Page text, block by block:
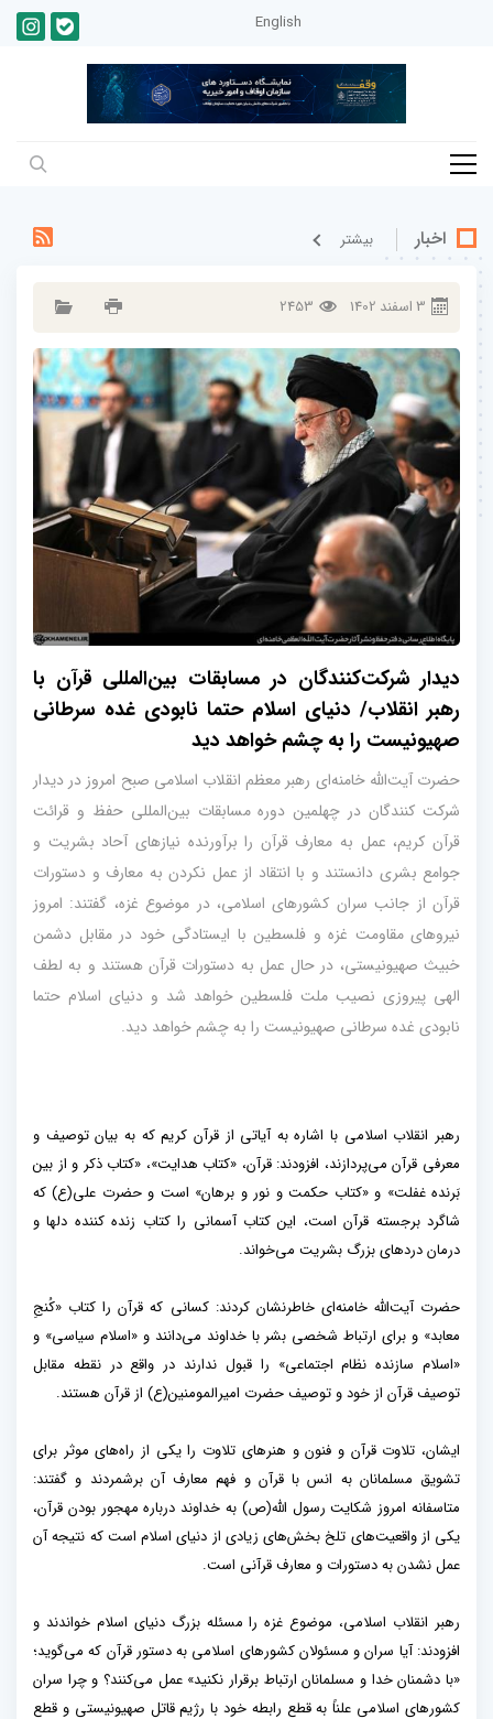
English
اخبار بيشتر
3اسفند 1402
2453
دیدار شرکت‌کنندگان در مسابقات بین‌المللی قرآن با
رهبر انقلاب/ دنیای اسلام حتما نابودی غده سرطانی
صهیونیست را به چشم خواهد دید
حضرت آیت‌الله خامنه‌ای رهبر معظم انقلاب اسلامی صبح امروز در دیدار
شرکت کنندگان در چهلمین دوره مسابقات بین‌المللی حفظ و قرائت
قرآن کریم، عمل به معارف قرآن را برآورنده نیازهای آحاد بشریت و
جوامع بشری دانستند و با انتقاد از عمل نکردن به معارف و دستورات
قرآن از جانب سران کشورهای اسلامی، در موضوع غزه، گفتند: امروز
نیروهای مقاومت غزه و فلسطین با ایستادگی خود در مقابل دشمن
خبیث صهیونیستی، در حال عمل به دستورات قرآن هستند و به لطف
الهی پیروزی نصیب ملت فلسطین خواهد شد و دنیای اسلام حتما
نابودی غده سرطانی صهیونیست را به چشم خواهد دید.
رهبر انقلاب اسلامی با اشاره به آیاتی از قرآن کریم که به بیان توصیف و
معرفی قرآن می‌پردازند، افزودند: قرآن، «کتاب هدایت»، «کتاب ذکر و از بین
بَرنده غفلت» و «کتاب حکمت و نور و برهان» است و حضرت علی(ع) که
شاگرد برجسته قرآن است، این کتاب آسمانی را کتاب زنده کننده دلها و
درمان دردهای بزرگ بشریت می‌خواند.
حضرت آیت‌الله خامنه‌ای خاطرنشان کردند: کسانی که قرآن را کتاب «کُنجِ
معابد» و برای ارتباط شخصی بشر با خداوند می‌دانند و «اسلام سیاسی» و
«اسلام سازنده نظام اجتماعی» را قبول ندارند در واقع در نقطه مقابل
توصیف قرآن از خود و توصیف حضرت امیرالمومنین(ع) از قرآن هستند.
ایشان، تلاوت قرآن و فنون و هنرهای تلاوت را یکی از راه‌های موثر برای
تشویق مسلمانان به انس با قرآن و فهم معارف آن برشمردند و گفتند:
متاسفانه امروز شکایت رسول الله(ص) به خداوند درباره مهجور بودن قرآن،
یکی از واقعیت‌های تلخ بخش‌های زیادی از دنیای اسلام است که نتیجه آن
عمل نشدن به دستورات و معارف قرآنی است.
رهبر انقلاب اسلامی، موضوع غزه را مسئله بزرگ دنیای اسلام خواندند و
افزودند: آیا سران و مسئولان کشورهای اسلامی به دستور قرآن که می‌گوید؛
«با دشمنان خدا و مسلمانان ارتباط برقرار نکنید» عمل می‌کنند؟ و چرا سران
کشورهای اسلامی علناً به قطع رابطه خود با رژیم قاتل صهیونیستی و قطع